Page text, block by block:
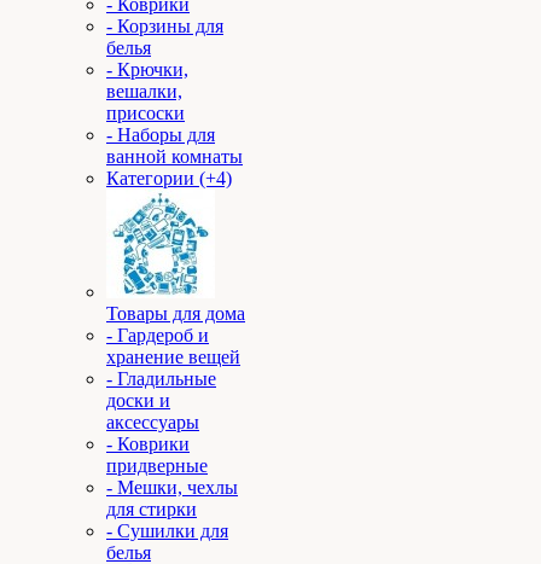
- Коврики
- Корзины для
белья
- Крючки,
вешалки,
присоски
- Наборы для
ванной комнаты
Категории (+4)
Товары для дома
- Гардероб и
хранение вещей
- Гладильные
доски и
аксессуары
- Коврики
придверные
- Мешки, чехлы
для стирки
- Сушилки для
белья